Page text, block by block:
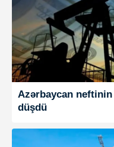
Azərbaycan
düşdü